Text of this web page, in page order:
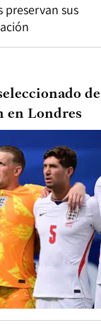
preservan sus
de
en Londres